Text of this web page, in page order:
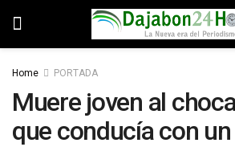
Home PORTADA
Muere joven al
que conducía con